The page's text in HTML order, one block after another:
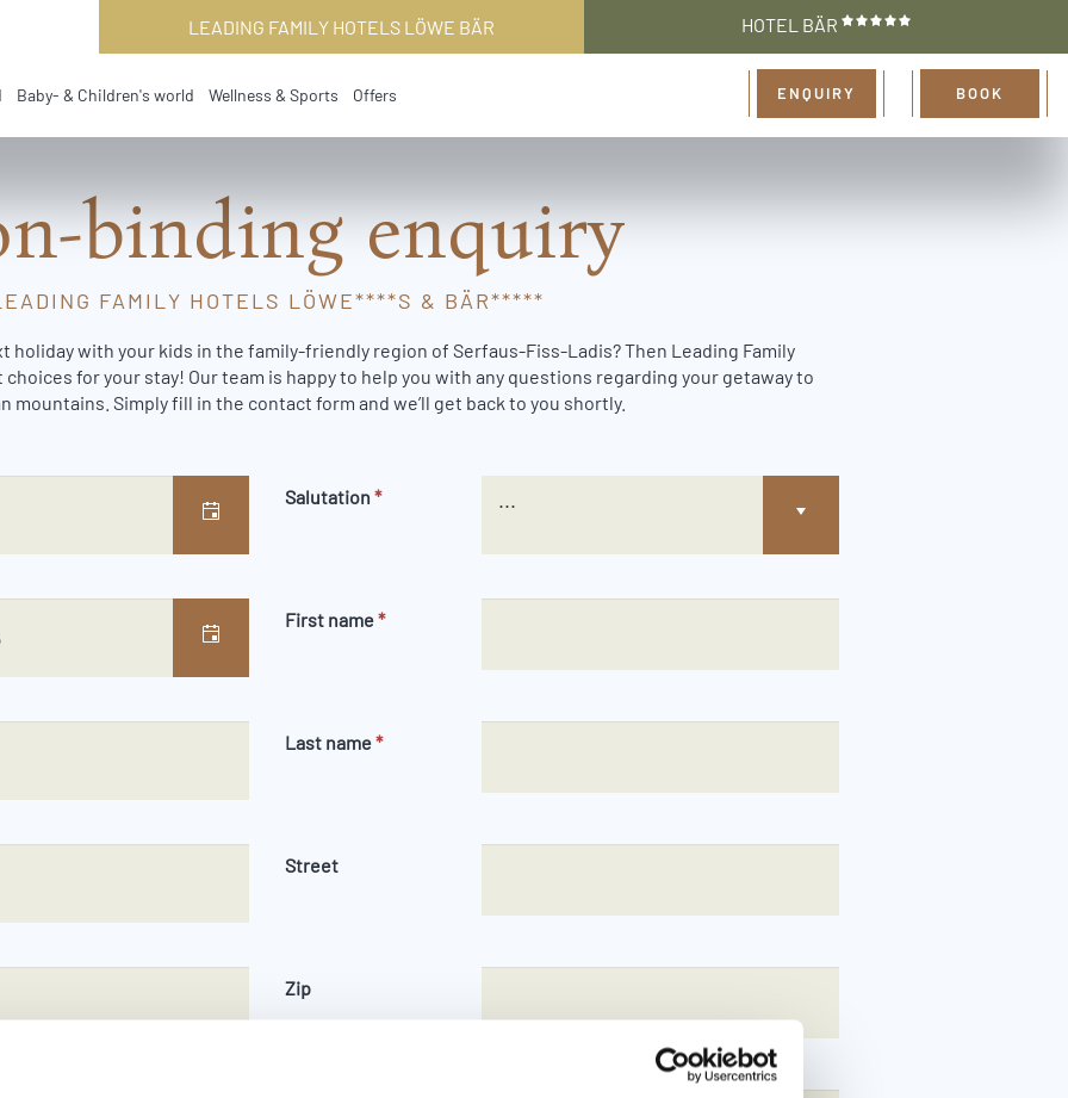
LEADING FAMILY HOTELS LÖWE BÄR HOTEL BÄR
Baby- & Children's world Wellness & Sports Offers ENQUIRY BOOK
binding enquiry
FAMILY HOTELS LÖWE****S & BÄR*****
holiday with your kids in the family-friendly region of Serfaus-Fiss-Ladis? Then Leading Family
for your stay! Our team is happy to help you with any questions regarding your getaway to
mountains. Simply fill in the contact form and we’ll get back to you shortly.
Salutation * ...
First name*
Last name*
Street
Zip